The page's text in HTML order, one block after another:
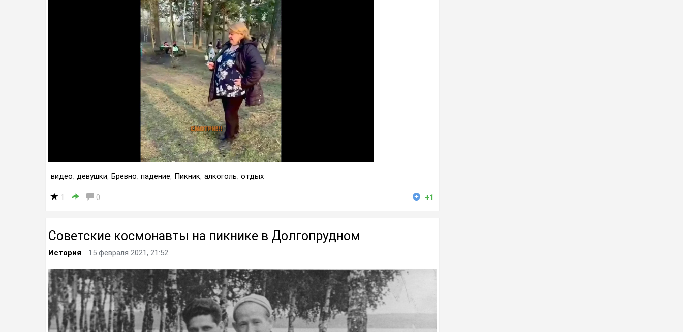
видео, девушки, Бревно, падение, Пикник, алкоголь, отдых
1 0 +1
Советские космонавты на пикнике в Долгопрудном
История 15 февраля 2021, 21:52